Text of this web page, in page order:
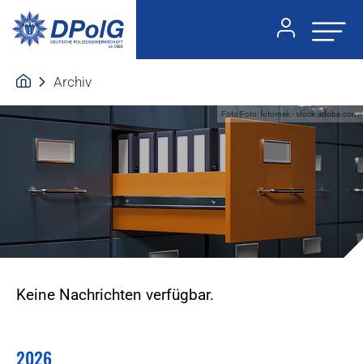
Archiv
Foto:Foto: fotomek - stock.adobe.com
Keine Nachrichten verfügbar.
2026